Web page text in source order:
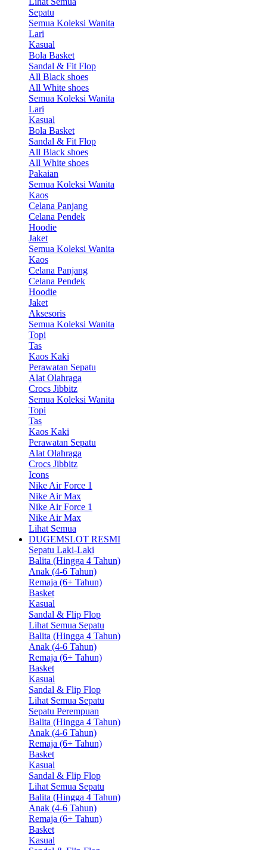
Sepatu
Semua Koleksi Wanita
Lari
Kasual
Bola Basket
Sandal & Fit Flop
All Black shoes
All White shoes
Semua Koleksi Wanita
Lari
Kasual
Bola Basket
Sandal & Fit Flop
All Black shoes
All White shoes
Pakaian
Semua Koleksi Wanita
Kaos
Celana Panjang
Celana Pendek
Hoodie
Jaket
Semua Koleksi Wanita
Kaos
Celana Panjang
Celana Pendek
Hoodie
Jaket
Aksesoris
Semua Koleksi Wanita
Topi
Tas
Kaos Kaki
Perawatan Sepatu
Alat Olahraga
Crocs Jibbitz
Semua Koleksi Wanita
Topi
Tas
Kaos Kaki
Perawatan Sepatu
Alat Olahraga
Crocs Jibbitz
Icons
Nike Air Force 1
Nike Air Max
Nike Air Force 1
Nike Air Max
Lihat Semua
DUGEMSLOT RESMI
Sepatu Laki-Laki
Balita (Hingga 4 Tahun)
Anak (4-6 Tahun)
Remaja (6+ Tahun)
Basket
Kasual
Sandal & Flip Flop
Lihat Semua Sepatu
Balita (Hingga 4 Tahun)
Anak (4-6 Tahun)
Remaja (6+ Tahun)
Basket
Kasual
Sandal & Flip Flop
Lihat Semua Sepatu
Sepatu Perempuan
Balita (Hingga 4 Tahun)
Anak (4-6 Tahun)
Remaja (6+ Tahun)
Basket
Kasual
Sandal & Flip Flop
Lihat Semua Sepatu
Balita (Hingga 4 Tahun)
Anak (4-6 Tahun)
Remaja (6+ Tahun)
Basket
Kasual